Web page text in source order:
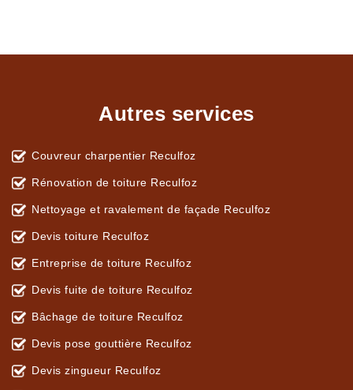
Autres services
Couvreur charpentier Reculfoz
Rénovation de toiture Reculfoz
Nettoyage et ravalement de façade Reculfoz
Devis toiture Reculfoz
Entreprise de toiture Reculfoz
Devis fuite de toiture Reculfoz
Bâchage de toiture Reculfoz
Devis pose gouttière Reculfoz
Devis zingueur Reculfoz